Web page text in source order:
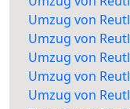
Umzug von
Umzug von
Umzug von
Umzug von
Umzug von